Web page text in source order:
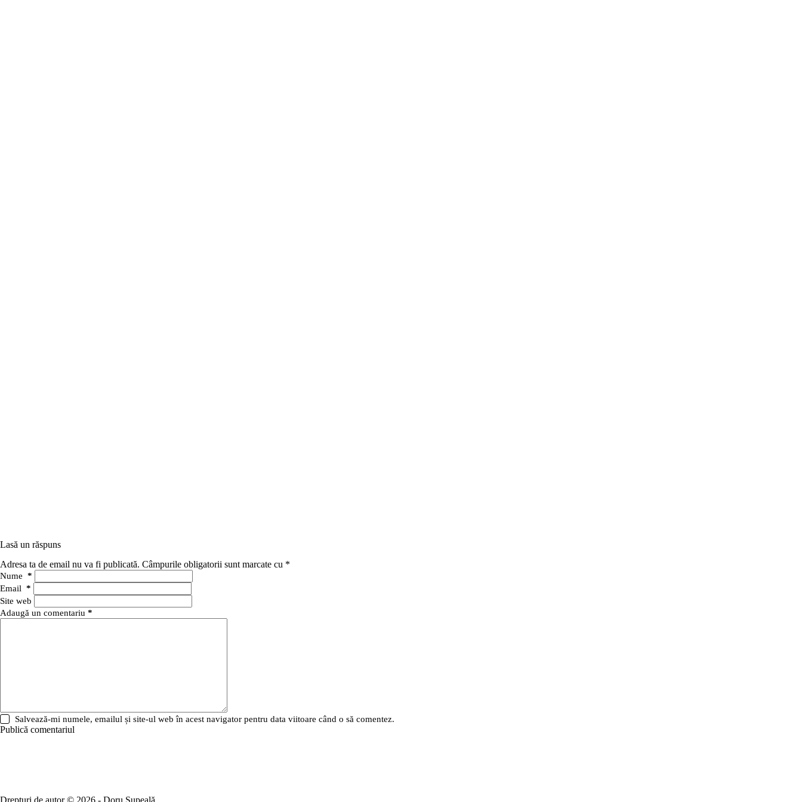
Lasă un răspuns
Adresa ta de email nu va fi publicată. Câmpurile obligatorii sunt marcate cu *
Nume *
Email *
Site web
Adaugă un comentariu *
Salvează-mi numele, emailul și site-ul web în acest navigator pentru data viitoare când o să comentez.
Publică comentariul